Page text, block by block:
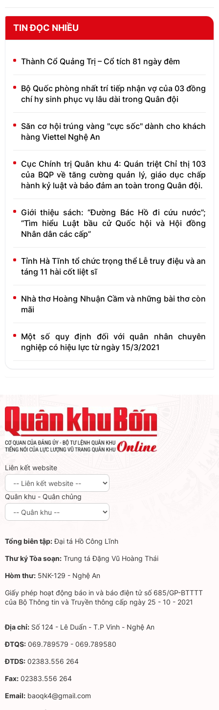
TIN ĐỌC NHIỀU
Thành Cổ Quảng Trị – Cổ tích 81 ngày đêm
Bộ Quốc phòng nhất trí tiếp nhận vợ của 03 đồng
chí hy sinh phục vụ lâu dài trong Quân đội
Săn cơ hội trúng vàng "cực sốc" dành cho khách
hàng Viettel Nghệ An
Cục Chính trị Quân khu 4: Quán triệt Chỉ thị 103
của BQP về tăng cường quản lý, giáo dục chấp
hành kỷ luật và bảo đảm an toàn trong Quân đội.
Giới thiệu sách: “Đường Bác Hồ đi cứu nước”;
“Tìm hiểu Luật bầu cử Quốc hội và Hội đồng
Nhân dân các cấp”
Tỉnh Hà Tĩnh tổ chức trọng thể Lễ truy điệu và an
táng 11 hài cốt liệt sĩ
Nhà thơ Hoàng Nhuận Cầm và những bài thơ còn
mãi
Một số quy định đối với quân nhân chuyên
nghiệp có hiệu lực từ ngày 15/3/2021
Liên kết website
Quân khu - Quân chủng
Tổng biên tập:Đại tá Hồ Công Lĩnh
Thư ký Tòa soạn: Trung tá Đặng Vũ Hoàng Thái
Hòm thư: 5NK-129 - Nghệ An
Giấy phép hoạt động báo in và báo điện tử số 685/GP-BTTTT
của Bộ Thông tin và Truyền thông cấp ngày 25 - 10 - 2021
Địa chỉ: Số 124 - Lê Duẩn - T.P Vinh - Nghệ An
ĐTQS: 069.789579 - 069.789580
ĐTDS: 02383.556 264
Fax: 02383.556 264
Email: baoqk4@gmail.com